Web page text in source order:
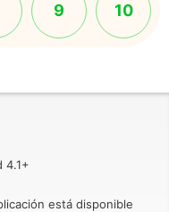
9 10
4.1+
está disponible